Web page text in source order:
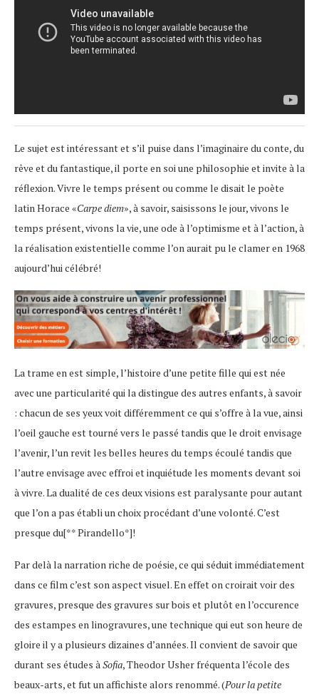
Le sujet est intéressant et s’il puise dans l’imaginaire du conte, du
rêve et du fantastique, il porte en soi une philosophie et invite à la
réflexion. Vivre le temps présent ou comme le disait le poète
latin Horace «Carpe diem», à savoir, saisissons le jour, vivons le
temps présent, vivons la vie, une ode à l’optimisme et à l’action, à
la réalisation existentielle comme l’on aurait pu le clamer en 1968
aujourd’hui célébré!
La trame en est simple, l’histoire d’une petite fille qui est née
avec une particularité qui la distingue des autres enfants, à savoir
: chacun de ses yeux voit différemment ce qui s’offre à la vue, ainsi
l’oeil gauche est tourné vers le passé tandis que le droit envisage
l’avenir, l’un revit les belles heures du temps écoulé tandis que
l’autre envisage avec effroi et inquiétude les moments devant soi
à vivre. La dualité de ces deux visions est paralysante pour autant
que l’on a pas établi un choix procédant d’une volonté. C’est
presque du[** Pirandello*]!
Par delà la narration riche de poésie, ce qui séduit immédiatement
dans ce film c’est son aspect visuel. En effet on croirait voir des
gravures, presque des gravures sur bois et plutôt en l’occurence
des estampes en linogravures, une technique qui eut son heure de
gloire il y a plusieurs dizaines d’années. Il convient de savoir que
durant ses études à Sofia, Theodor Usher fréquenta l’école des
beaux-arts, et fut un affichiste alors renommé. (Pour la petite